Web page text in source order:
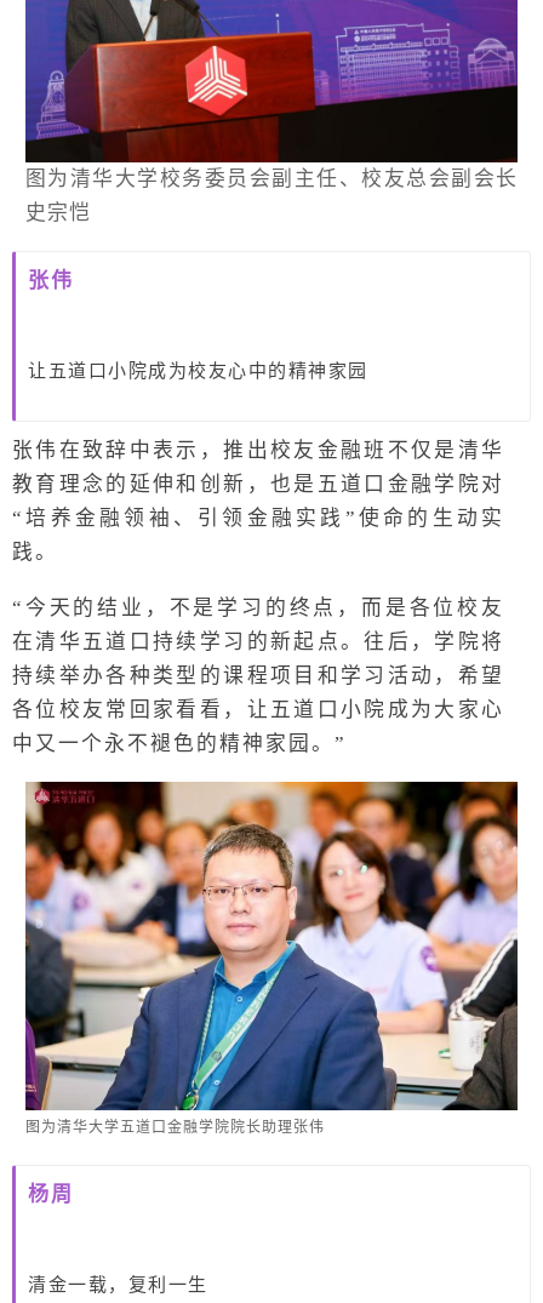
图为清华大学校务委员会副主任、校友总会副会长
史宗恺
张伟
让五道口小院成为校友心中的精神家园
张伟在致辞中表示，推出校友金融班不仅是清华
教育理念的延伸和创新，也是五道口金融学院对
“培养金融领袖、引领金融实践”使命的生动实
践。
“今天的结业，不是学习的终点，而是各位校友
在清华五道口持续学习的新起点。往后，学院将
持续举办各种类型的课程项目和学习活动，希望
各位校友常回家看看，让五道口小院成为大家心
中又一个永不褪色的精神家园。”
图为清华大学五道口金融学院院长助理张伟
杨周
清金一载，复利一生